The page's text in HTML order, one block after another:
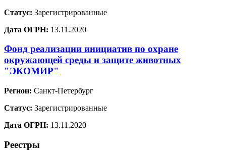
Статус: Зарегистрированные
Дата ОГРН: 13.11.2020
Фонд реализации инициатив по охране
окружающей среды и защите животных
"ЭКОМИР"
Регион: Санкт-Петербург
Статус: Зарегистрированные
Дата ОГРН: 13.11.2020
Реестры